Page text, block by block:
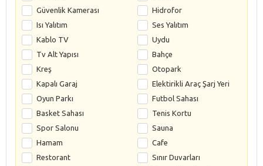
Güvenlik Kamerası
Hidrofor
Isı Yalıtım
Ses Yalıtım
Kablo TV
Uydu
Tv Alt Yapısı
Bahçe
Kreş
Otopark
Kapalı Garaj
Elektirikli Araç Şarj Yeri
Oyun Parkı
Futbol Sahası
Basket Sahası
Tenis Kortu
Spor Salonu
Sauna
Hamam
Cafe
Restorant
Sınır Duvarları